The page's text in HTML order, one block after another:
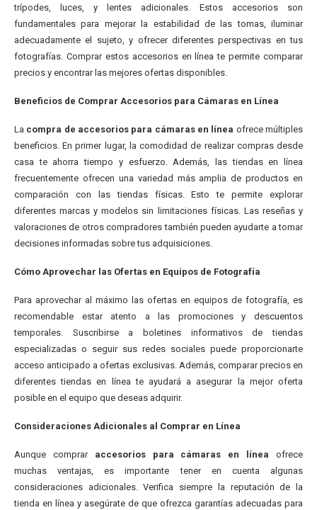
trípodes, luces, y lentes adicionales. Estos accesorios son
fundamentales para mejorar la estabilidad de las tomas, iluminar
adecuadamente el sujeto, y ofrecer diferentes perspectivas en tus
fotografías. Comprar estos accesorios en línea te permite comparar
precios y encontrar las mejores ofertas disponibles.
Beneficios de Comprar Accesorios para Cámaras en Línea
La compra de accesorios para cámaras en línea ofrece múltiples
beneficios. En primer lugar, la comodidad de realizar compras desde
casa te ahorra tiempo y esfuerzo. Además, las tiendas en línea
frecuentemente ofrecen una variedad más amplia de productos en
comparación con las tiendas físicas. Esto te permite explorar
diferentes marcas y modelos sin limitaciones físicas. Las reseñas y
valoraciones de otros compradores también pueden ayudarte a tomar
decisiones informadas sobre tus adquisiciones.
Cómo Aprovechar las Ofertas en Equipos de Fotografía
Para aprovechar al máximo las ofertas en equipos de fotografía, es
recomendable estar atento a las promociones y descuentos
temporales. Suscribirse a boletines informativos de tiendas
especializadas o seguir sus redes sociales puede proporcionarte
acceso anticipado a ofertas exclusivas. Además, comparar precios en
diferentes tiendas en línea te ayudará a asegurar la mejor oferta
posible en el equipo que deseas adquirir.
Consideraciones Adicionales al Comprar en Línea
Aunque comprar accesorios para cámaras en línea ofrece
muchas ventajas, es importante tener en cuenta algunas
consideraciones adicionales. Verifica siempre la reputación de la
tienda en línea y asegúrate de que ofrezca garantías adecuadas para